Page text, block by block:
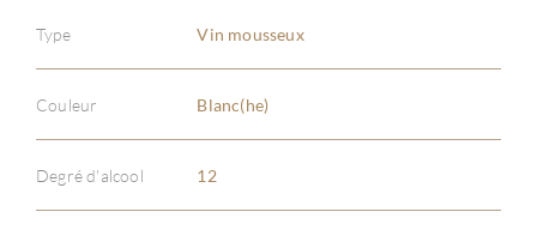
Type Vin mousseux
Couleur Blanc(he)
Degré d'alcool 12